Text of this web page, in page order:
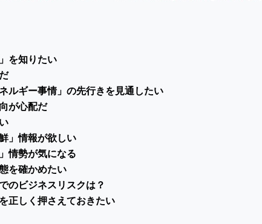
を知りたい
ルギー事情」の先行きを見通したい
が心配だ
」情報が欲しい
情勢が気になる
を確かめたい
のビジネスリスクは？
正しく押さえておきたい